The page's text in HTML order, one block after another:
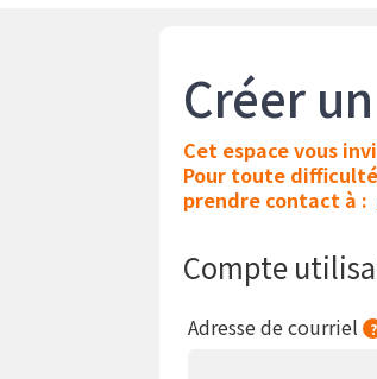
Créer
Cet espace vous
Pour toute
prendre contact à :
Compte
Adresse de courriel